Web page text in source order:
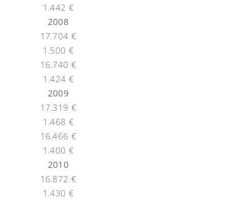
1.442 €
2008
17.704 €
1.500 €
16.740 €
1.424 €
2009
17.319 €
1.468 €
16.466 €
1.400 €
2010
16.872 €
1.430 €